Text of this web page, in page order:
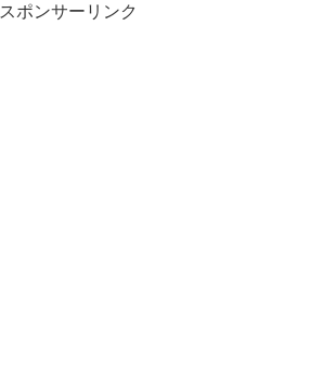
スポンサーリンク